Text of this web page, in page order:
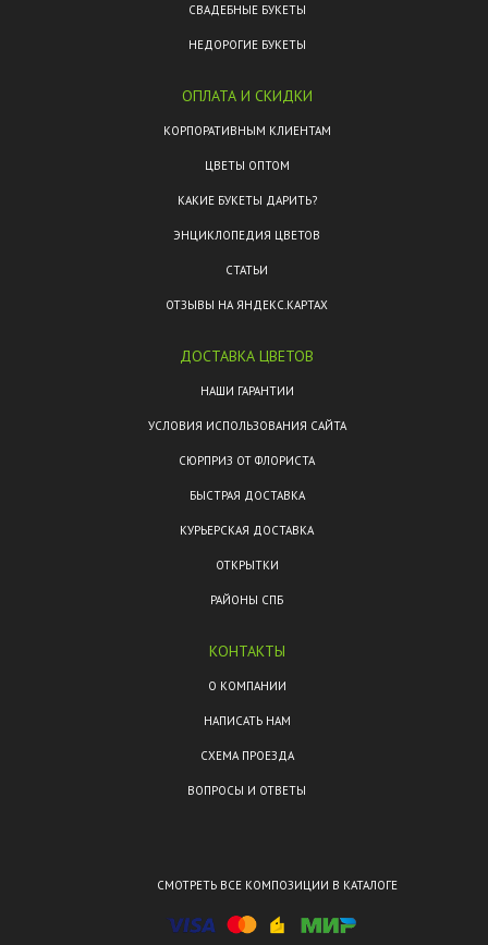
СВАДЕБНЫЕ БУКЕТЫ
НЕДОРОГИЕ БУКЕТЫ
ОПЛАТА И СКИДКИ
КОРПОРАТИВНЫМ КЛИЕНТАМ
ЦВЕТЫ ОПТОМ
КАКИЕ БУКЕТЫ ДАРИТЬ?
ЭНЦИКЛОПЕДИЯ ЦВЕТОВ
СТАТЬИ
ОТЗЫВЫ НА ЯНДЕКС.КАРТАХ
ДОСТАВКА ЦВЕТОВ
НАШИ ГАРАНТИИ
УСЛОВИЯ ИСПОЛЬЗОВАНИЯ САЙТА
СЮРПРИЗ ОТ ФЛОРИСТА
БЫСТРАЯ ДОСТАВКА
КУРЬЕРСКАЯ ДОСТАВКА
ОТКРЫТКИ
РАЙОНЫ СПБ
КОНТАКТЫ
О КОМПАНИИ
НАПИСАТЬ НАМ
СХЕМА ПРОЕЗДА
ВОПРОСЫ И ОТВЕТЫ
СМОТРЕТЬ ВСЕ КОМПОЗИЦИИ В КАТАЛОГЕ